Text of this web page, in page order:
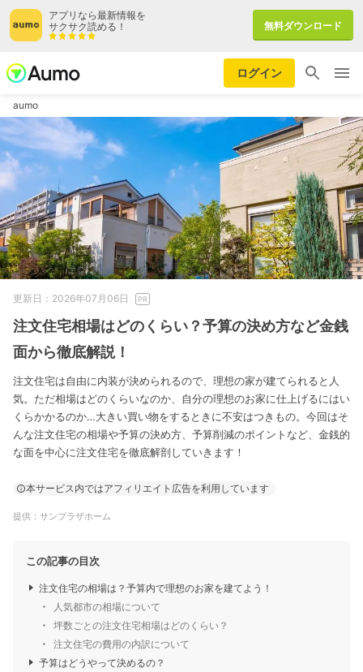
アプリなら最新情報を
サクサク読める！
無料ダウンロード
ログイン
aumo
更新日：2026年07月06日
注文住宅相場はどのくらい？予算の決め方など金銭
面から徹底解説！
注文住宅は自由に内装が決められるので、理想の家が建てられると人
気。ただ相場はどのくらいなのか、自分の理想のお家に仕上げるにはい
くらかかるのか…大きい買い物をするときに不安はつきもの。今回はそ
んな注文住宅の相場や予算の決め方、予算削減のポイントなど、金銭的
な面を中心に注文住宅を徹底解剖していきます！
本サービス内ではアフィリエイト広告を利用しています
提供：サンプラザホーム
この記事の目次
注文住宅の相場は？予算内で理想のお家を建てよう！
人気都市の相場について
坪数ごとの注文住宅相場はどのくらい？
注文住宅の費用の内訳について
予算はどうやって決めるの？